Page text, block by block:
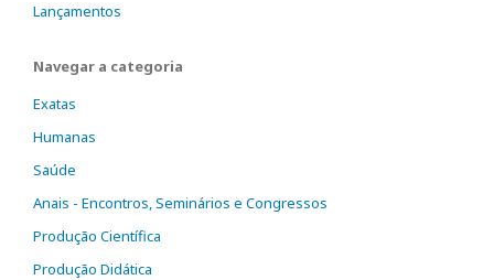
Lançamentos
Navegar a categoria
Exatas
Humanas
Saúde
Anais - Encontros, Seminários e Congressos
Produção Científica
Produção Didática